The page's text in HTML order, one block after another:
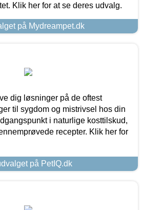
Klik her for at se deres udvalg.
på Mydreampet.dk
dig løsninger på de oftest
til sygdom og mistrivsel hos din
i naturlige kosttilskud,
recepter. Klik her for
på PetIQ.dk